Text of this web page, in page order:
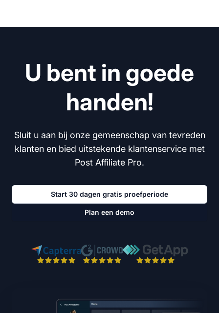
U bent in goede
handen!
Sluit u aan bij onze gemeenschap van tevreden
klanten en bied uitstekende klantenservice met
Post Affiliate Pro.
Start 30 dagen gratis proefperiode
Plan een demo